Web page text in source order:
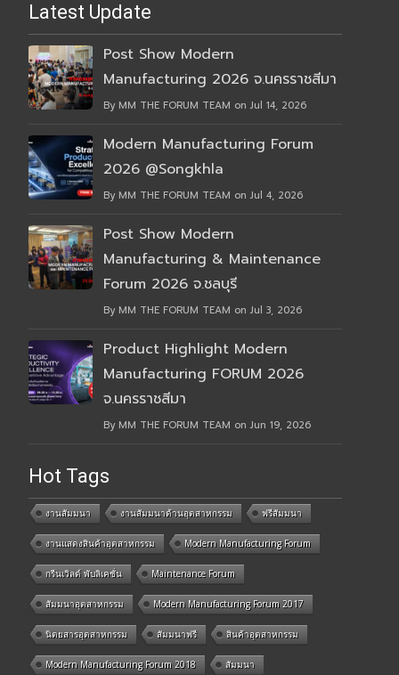
Latest Update
Post Show Modern
Manufacturing 2026 จ.นครราชสีมา
By MM THE FORUM TEAM on Jul 14, 2026
Modern Manufacturing Forum
2026 @Songkhla
By MM THE FORUM TEAM on Jul 4, 2026
Post Show Modern
Manufacturing & Maintenance
Forum 2026 จ.ชลบุรี
By MM THE FORUM TEAM on Jul 3, 2026
Product Highlight Modern
Manufacturing FORUM 2026
จ.นครราชสีมา
By MM THE FORUM TEAM on Jun 19, 2026
Hot Tags
งานสัมมนา งานสัมมนาด้านอุตสาหกรรม ฟรีสัมมนา
งานแสดงสินค้าอุตสาหกรรม Modern Manufacturing Forum
กรีนเวิลด์ พับลิเคชั่น Maintenance Forum
สัมมนาอุตสาหกรรม Modern Manufacturing Forum 2017
นิตยสารอุตสาหกรรม สัมมนาฟรี สินค้าอุตสาหกรรม
Modern Manufacturing Forum 2018 สัมมนา